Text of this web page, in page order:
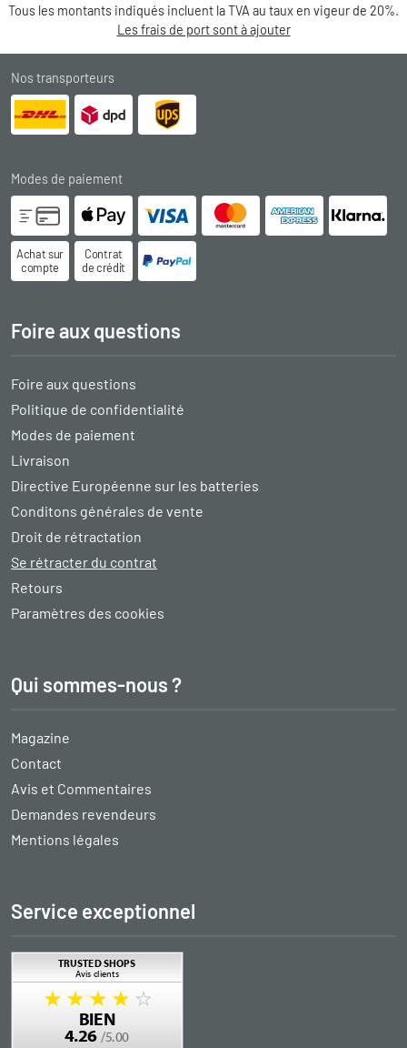
Tous les montants indiqués incluent la TVA au taux en vigeur de 20%.
Les frais de port sont à ajouter
Nos transporteurs
Modes de paiement
Achat sur
compte
Contrat
de crédit
Foire aux questions
Foire aux questions
Politique de confidentialité
Modes de paiement
Livraison
Directive Européenne sur les batteries
Conditons générales de vente
Droit de rétractation
Se rétracter du contrat
Retours
Paramètres des cookies
Qui sommes-nous ?
Magazine
Contact
Avis et Commentaires
Demandes revendeurs
Mentions légales
Service exceptionnel